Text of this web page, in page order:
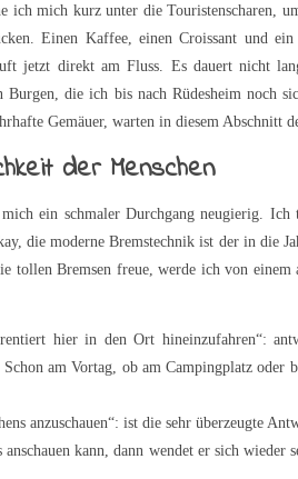
ich mich kurz unter die Touristenscharen,
Einen Kaffee, einen Croissant und ein
jetzt direkt am Fluss. Es dauert nicht
die ich bis nach Rüdesheim noch
Gemäuer, warten in diesem Abschnitt
der Menschen
ein schmaler Durchgang neugierig. Ich
die moderne Bremstechnik ist der in die
tollen Bremsen freue, werde ich von
hier in den Ort hineinzufahren“:
am Vortag, ob am Campingplatz
anzuschauen“: ist die sehr überzeugte
kann, dann wendet er sich wieder